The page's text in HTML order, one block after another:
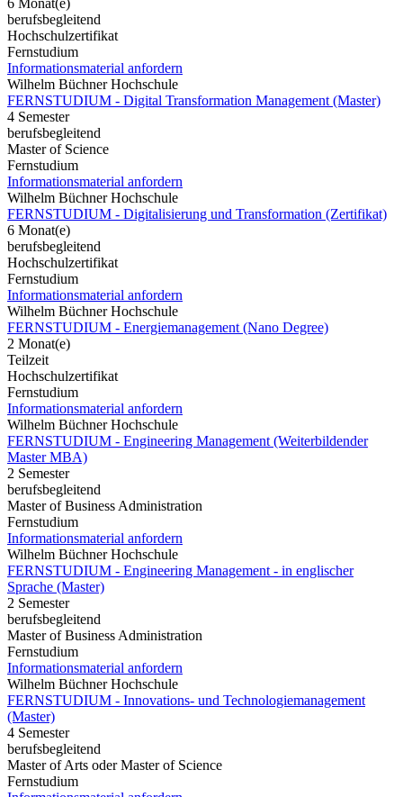
6 Monat(e)
berufsbegleitend
Hochschulzertifikat
Fernstudium
Informationsmaterial anfordern
Wilhelm Büchner Hochschule
FERNSTUDIUM - Digital Transformation Management (Master)
4 Semester
berufsbegleitend
Master of Science
Fernstudium
Informationsmaterial anfordern
Wilhelm Büchner Hochschule
FERNSTUDIUM - Digitalisierung und Transformation (Zertifikat)
6 Monat(e)
berufsbegleitend
Hochschulzertifikat
Fernstudium
Informationsmaterial anfordern
Wilhelm Büchner Hochschule
FERNSTUDIUM - Energiemanagement (Nano Degree)
2 Monat(e)
Teilzeit
Hochschulzertifikat
Fernstudium
Informationsmaterial anfordern
Wilhelm Büchner Hochschule
FERNSTUDIUM - Engineering Management (Weiterbildender
Master MBA)
2 Semester
berufsbegleitend
Master of Business Administration
Fernstudium
Informationsmaterial anfordern
Wilhelm Büchner Hochschule
FERNSTUDIUM - Engineering Management - in englischer
Sprache (Master)
2 Semester
berufsbegleitend
Master of Business Administration
Fernstudium
Informationsmaterial anfordern
Wilhelm Büchner Hochschule
FERNSTUDIUM - Innovations- und Technologiemanagement
(Master)
4 Semester
berufsbegleitend
Master of Arts oder Master of Science
Fernstudium